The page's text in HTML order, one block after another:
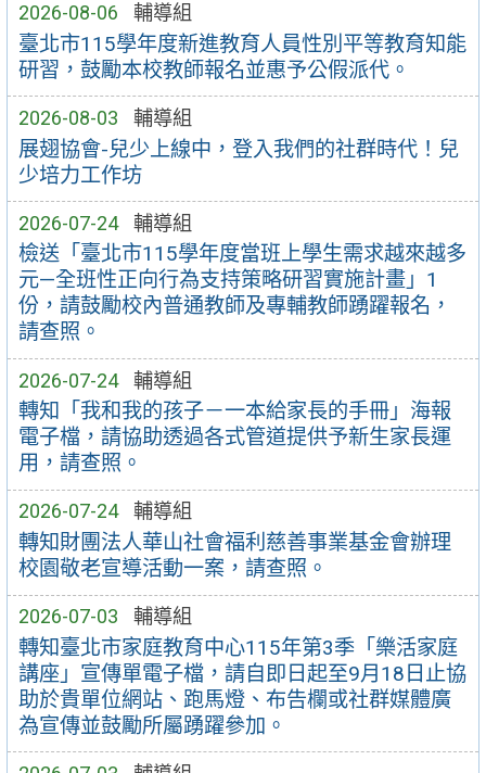
2026-08-06 輔導組
臺北市115學年度新進教育人員性別平等教育知能
研習，鼓勵本校教師報名並惠予公假派代。
2026-08-03 輔導組
展翅協會-兒少上線中，登入我們的社群時代！兒
少培力工作坊
2026-07-24 輔導組
檢送「臺北市115學年度當班上學生需求越來越多
元—全班性正向行為支持策略研習實施計畫」1
份，請鼓勵校內普通教師及專輔教師踴躍報名，
請查照。
2026-07-24 輔導組
轉知「我和我的孩子－一本給家長的手冊」海報
電子檔，請協助透過各式管道提供予新生家長運
用，請查照。
2026-07-24 輔導組
轉知財團法人華山社會福利慈善事業基金會辦理
校園敬老宣導活動一案，請查照。
2026-07-03 輔導組
轉知臺北市家庭教育中心115年第3季「樂活家庭
講座」宣傳單電子檔，請自即日起至9月18日止協
助於貴單位網站、跑馬燈、布告欄或社群媒體廣
為宣傳並鼓勵所屬踴躍參加。